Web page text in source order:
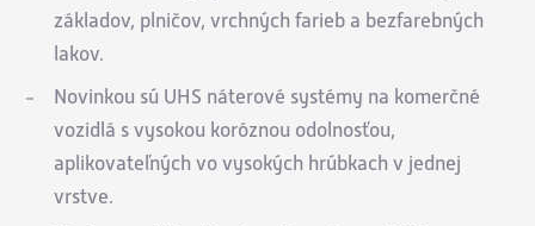
základov, plničov, vrchných farieb a bezfarebných
lakov.
Novinkou sú UHS náterové systémy na komerčné
vozidlá s vysokou koróznou odolnosťou,
aplikovateľných vo vysokých hrúbkach v jednej
vrstve.